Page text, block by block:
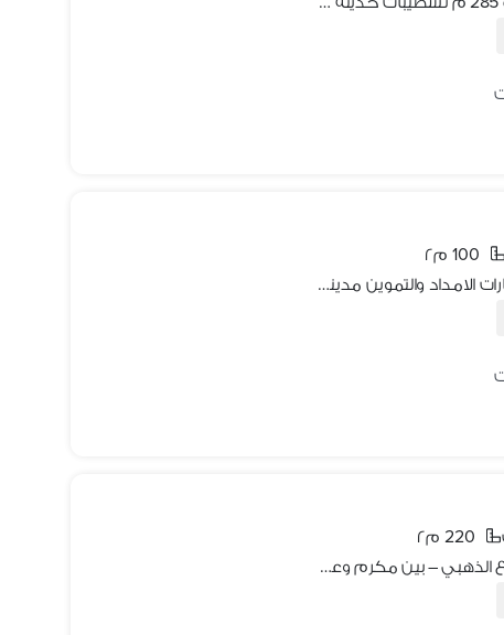
100 م٢
شقه للبيع 100م قرب سيتي ستارز عمارات الامداد والتموين مدينة نصر
220 م٢
شقة مميزه للبيع في مدينة نصر-المربع الذهبي – بين مكرم وعباس لو بتدور على سكن راقي في مكان مميز تواصل معانا حصة ارض – مسجله شهر عقاري